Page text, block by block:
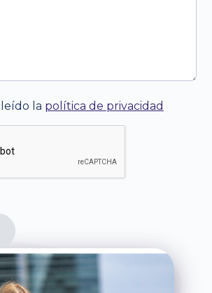
la política de privacidad